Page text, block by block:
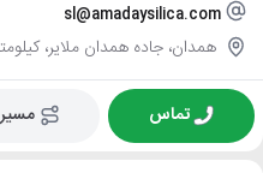
sl@amadaysilica.com
همدان، جاده همدان ملایر، کیلومتر
تماس